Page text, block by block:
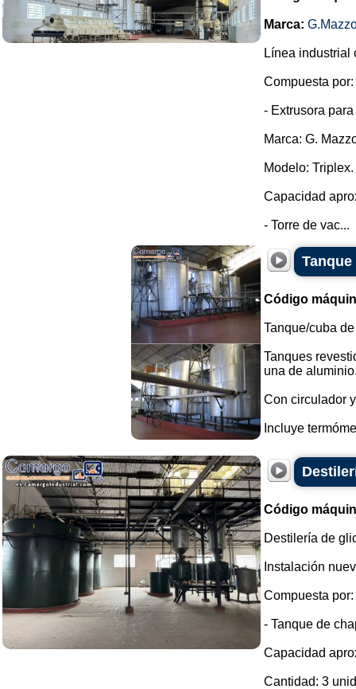
Marca:
Línea industrial
Compuesta por:
- Extrusora
Marca: G.
Modelo: Triplex.
Capacidad
- Torre de vac...
Código
Tanque/cuba
Tanques
una de
Con circulador
Incluye
Código
Destilería de
Instalación
Compuesta por:
- Tanque de
Capacidad
Cantidad: 3